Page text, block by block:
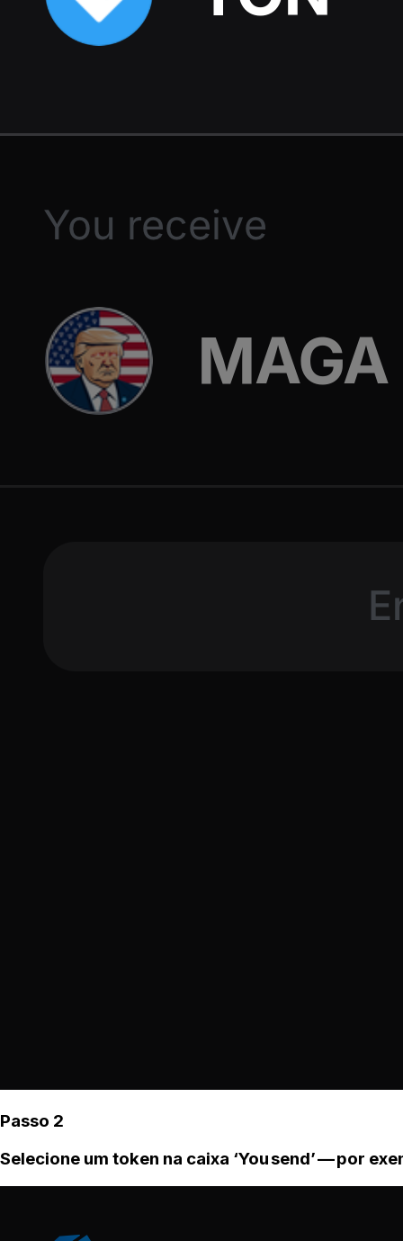
Passo 2
Selecione um token na caixa ‘You send’ — por